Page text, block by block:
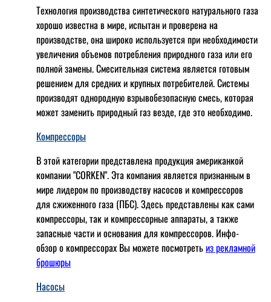
Технология производства синтетического натурального газа
хорошо известна в мире, испытан и проверена на
производстве, она широко используется при необходимости
увеличения объемов потребления природного газа или его
полной замены. Смесительная система является готовым
решением для средних и крупных потребителей. Системы
производят однородную взрывобезопасную смесь, которая
может заменить природный газ везде, где это необходимо.
Компрессоры
В этой категории представлена продукция американкой
компании "CORKEN". Эта компания является признанным в
мире лидером по производству насосов и компрессоров
для сжиженного газа (ПБС). Здесь представлены как сами
компрессоры, так и компрессорные аппараты, а также
запасные части и основания для компрессоров. Инфо-
обзор о компрессорах Вы можете посмотретьиз рекламной
брошюры
Насосы